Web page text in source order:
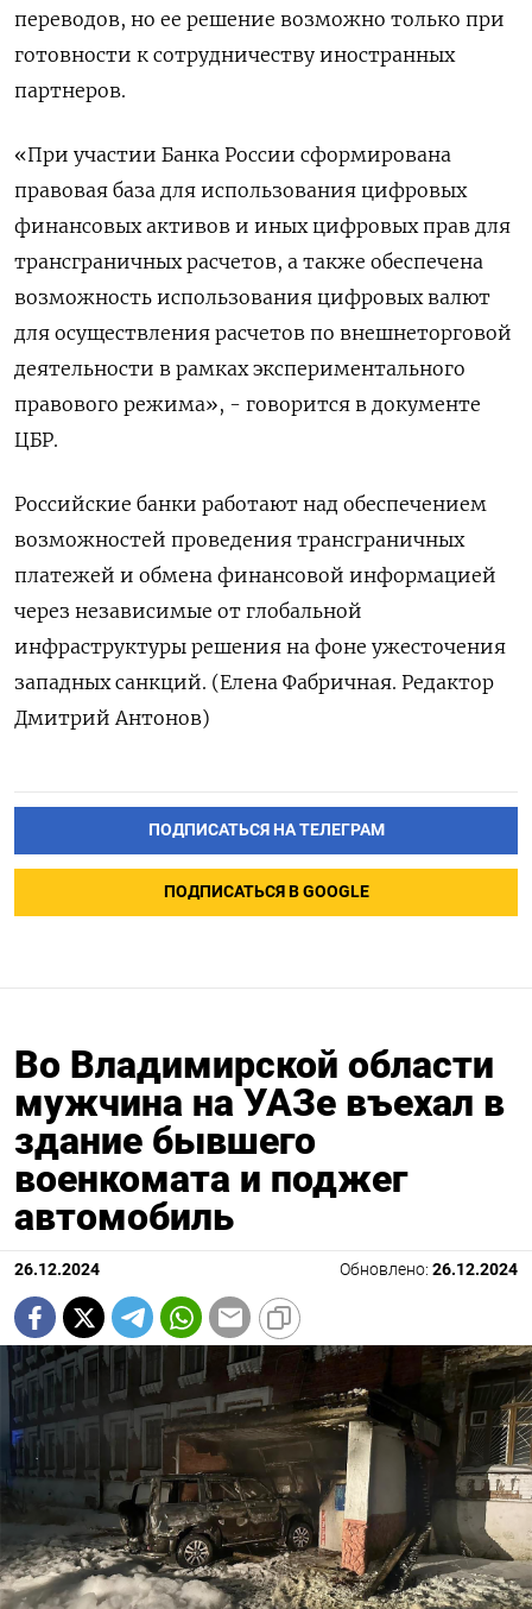
переводов, но ее решение возможно только при
готовности к сотрудничеству иностранных
партнеров.
«При участии Банка России сформирована
правовая база для использования цифровых
финансовых активов и иных цифровых прав для
трансграничных расчетов, а также обеспечена
возможность использования цифровых валют
для осуществления расчетов по внешнеторговой
деятельности в рамках экспериментального
правового режима», - говорится в документе
ЦБР.
Российские банки работают над обеспечением
возможностей проведения трансграничных
платежей и обмена финансовой информацией
через независимые от глобальной
инфраструктуры решения на фоне ужесточения
западных санкций. (Елена Фабричная. Редактор
Дмитрий Антонов)
ПОДПИСАТЬСЯ НА ТЕЛЕГРАМ
ПОДПИСАТЬСЯ В GOOGLE
Во Владимирской области
мужчина на УАЗе въехал в
здание бывшего
военкомата и поджег
автомобиль
26.12.2024 Обновлено: 26.12.2024